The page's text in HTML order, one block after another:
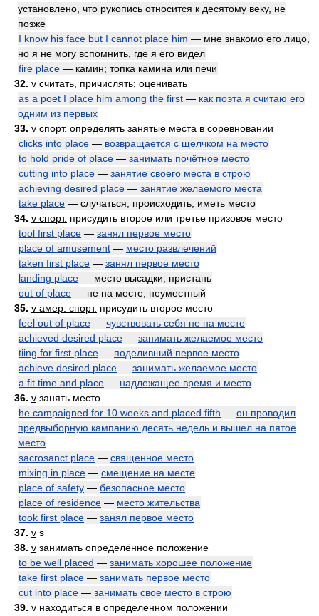
установлено, что рукопись относится к десятому веку, не
позже
I know his face but I cannot place him — мне знакомо его лицо,
но я не могу вспомнить, где я его видел
fire place — камин; топка камина или печи
32. v считать, причислять; оценивать
as a poet I place him among the first — как поэта я считаю его
одним из первых
33. v спорт. определять занятые места в соревновании
clicks into place — возвращается с щелчком на место
to hold pride of place — занимать почётное место
cutting into place — занятие своего места в строю
achieving desired place — занятие желаемого места
take place — случаться; происходить; иметь место
34. v спорт. присудить второе или третье призовое место
tool first place — занял первое место
place of amusement — место развлечений
taken first place — занял первое место
landing place — место высадки, пристань
out of place — не на месте; неуместный
35. v амер. спорт. присудить второе место
feel out of place — чувствовать себя не на месте
achieved desired place — занимать желаемое место
tiing for first place — поделивший первое место
achieve desired place — занимать желаемое место
a fit time and place — надлежащее время и место
36. v занять место
he campaigned for 10 weeks and placed fifth — он проводил
предвыборную кампанию десять недель и вышел на пятое
место
sacrosanct place — священное место
mixing in place — смещение на месте
place of safety — безопасное место
place of residence — место жительства
took first place — занял первое место
37. v s
38. v занимать определённое положение
to be well placed — занимать хорошее положение
take first place — занимать первое место
cut into place — занимать свое место в строю
39. v находиться в определённом положении